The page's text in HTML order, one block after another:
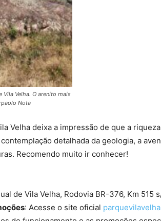
Vila Velha. O arenito mais
Nota
Velha deixa a impressão de que a
detalhada da geologia, a
Recomendo muito ir conhecer!
de Vila Velha, Rodovia BR-376, Km 515
: Acesse o site oficial